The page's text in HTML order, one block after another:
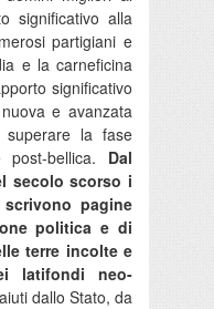
significativo alla
partigiani e
e la carneficina
significativo
e avanzata
superare la fase
post-bellica. Dal
secolo scorso i
pagine
politica e di
terre incolte e
latifondi neo-
dallo Stato, da